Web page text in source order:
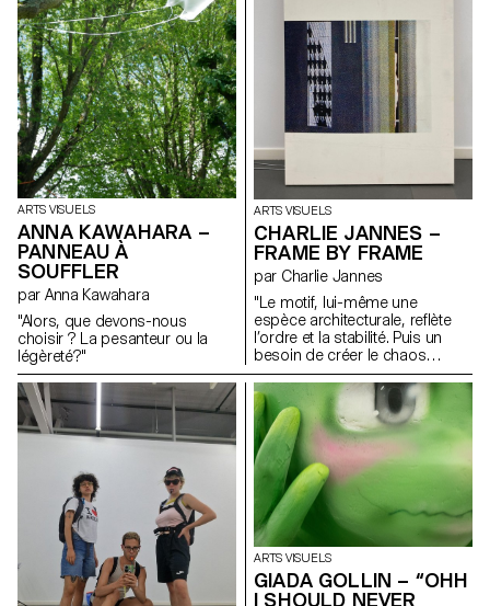
un rôle aussi important sur
l’image que le remplissage
pour renforcer la perte de soi
dans ce tourbillon émotif.
ARTS VISUELS
ANNA KAWAHARA –
PANNEAU À
SOUFFLER
par Anna Kawahara
"Alors, que devons-nous
choisir ? La pesanteur ou la
légèreté?"
ARTS VISUELS
CHARLIE JANNES –
FRAME BY FRAME
par Charlie Jannes
"Le motif, lui-même une
espèce architecturale, reflète
l’ordre et la stabilité. Puis un
besoin de créer le chaos
comme si la vie elle-même
avait lieu. Enfin, le collage
(couche par couche),
l'interprétation de la peinture,
du tissu, de la photographie,
du torchon, du ruban, de la
dentelle et de la colle. Un
collage : une simultanéité ; un
éblouissement visuel, une
superposition, un message
final pour les sens. (…)"
ARTS VISUELS
GIADA GOLLIN – “OHH
I SHOULD NEVER